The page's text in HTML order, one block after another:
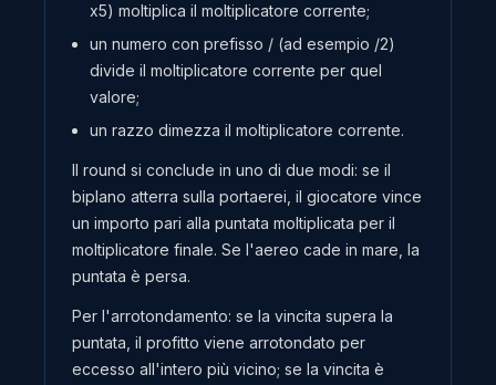
x5) moltiplica il moltiplicatore corrente;
un numero con prefisso / (ad esempio /2)
divide il moltiplicatore corrente per quel
valore;
un razzo dimezza il moltiplicatore corrente.
Il round si conclude in uno di due modi: se il
biplano atterra sulla portaerei, il giocatore vince
un importo pari alla puntata moltiplicata per il
moltiplicatore finale. Se l'aereo cade in mare, la
puntata è persa.
Per l'arrotondamento: se la vincita supera la
puntata, il profitto viene arrotondato per
eccesso all'intero più vicino; se la vincita è